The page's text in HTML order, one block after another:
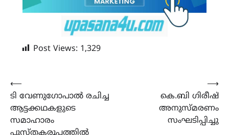
Post Views: 1,329
Post
navigation
⟵
ടി വേണുഗോപാൽ രചിച്ച
ആട്ടക്കഥകളുടെ
സമാഹാരം
കെ.ബി ഗിരീഷ്
അനുസ്മരണം
സംഘടിപ്പിച്ചു
⟶